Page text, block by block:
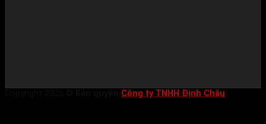
Công ty TNHH Định Châu